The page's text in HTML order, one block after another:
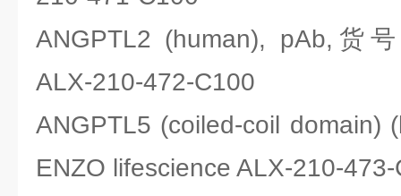
ANGPTL2 (human), pAb,货
ALX-210-472-C100
ANGPTL5 (coiled-coil domain)
ENZO lifescience ALX-210-